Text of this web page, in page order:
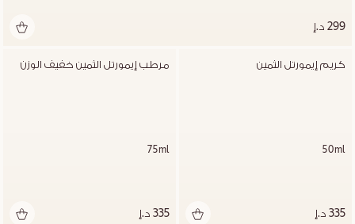
299 د.إ
كريم إيمورتل الثمين
50ml
335 د.إ
مرطب إيمورتل الثمين خفيف الوزن
75ml
335 د.إ